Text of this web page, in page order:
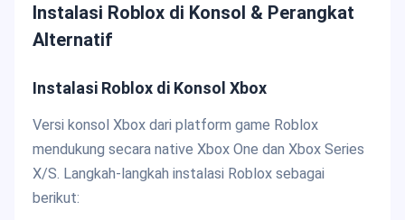
Instalasi Roblox di Konsol & Perangkat
Alternatif
Instalasi Roblox di Konsol Xbox
Versi konsol Xbox dari platform game Roblox
mendukung secara native Xbox One dan Xbox Series
X/S. Langkah-langkah instalasi Roblox sebagai
berikut: